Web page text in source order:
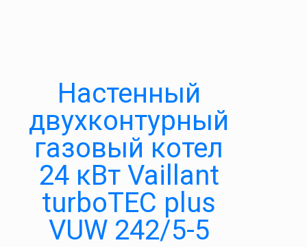
Настенный
двухконтурный
газовый котел
24 кВт Vaillant
turboTEC plus
VUW 242/5-5